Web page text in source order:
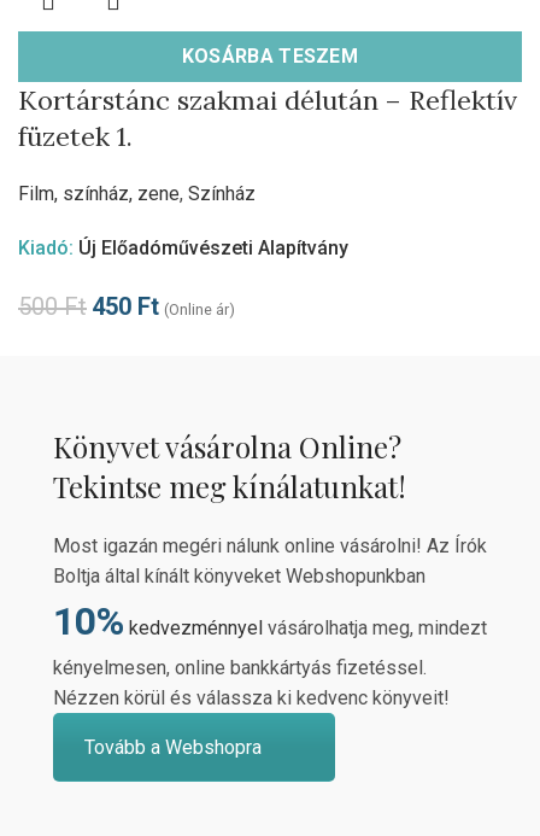
KOSÁRBA TESZEM
Kortárstánc szakmai délután – Reflektív
füzetek 1.
Film, színház, zene, Színház
Kiadó: Új Előadóművészeti Alapítvány
500Ft 450 Ft (Online ár)
Könyvet vásárolna Online?
Tekintse meg kínálatunkat!
Most igazán megéri nálunk online vásárolni! Az Írók
Boltja által kínált könyveket Webshopunkban
10% kedvezménnyel vásárolhatja meg, mindezt
kényelmesen, online bankkártyás fizetéssel.
Nézzen körül és válassza ki kedvenc könyveit!
Tovább a Webshopra